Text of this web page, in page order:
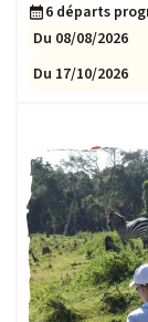
6 départs
Du 08/08/2026
Du 17/10/2026